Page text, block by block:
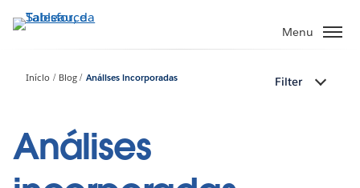
Pular
para
principal
Menu
Início Blog Análises incorporadas Filter
Análises